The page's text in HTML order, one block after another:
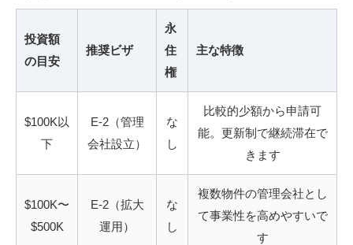
投資額
の目安
推奨ビザ
永
住
権
主な特徴
$100K以
下
E-2（管理
会社設立）
な
し
比較的少額から申請可
能。更新制で継続滞在で
きます
$100K〜
$500K
E-2（拡大
運用）
な
し
複数物件の管理会社とし
て事業性を高めやすいで
す